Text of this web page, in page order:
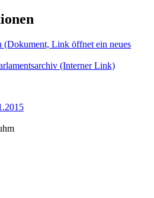
(Dokument, Link öffnet ein neues
(Interner Link)